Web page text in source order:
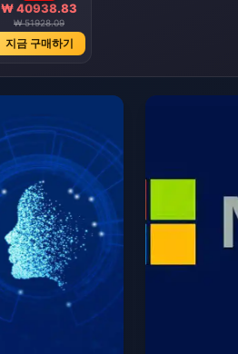
₩ 40938.83
₩ 51928.09
지금 구매하기